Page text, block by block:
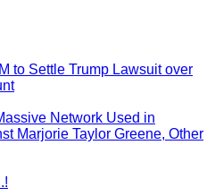
to Settle Trump Lawsuit over
Network Used in
Marjorie Taylor Greene, Other